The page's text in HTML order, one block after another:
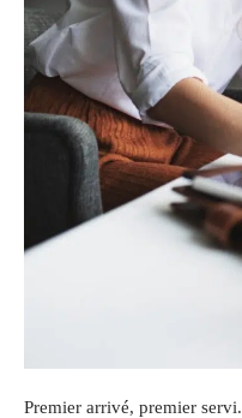
Premier arrivé, premier servi.